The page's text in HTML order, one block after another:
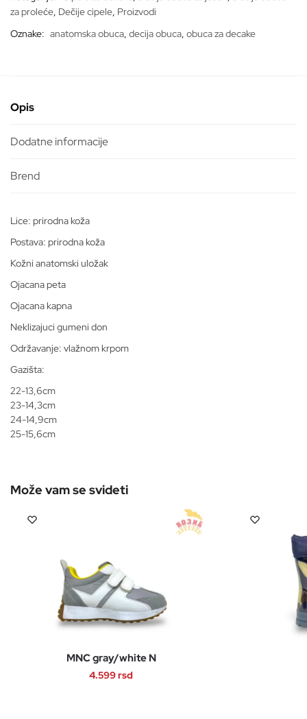
za proleće, Dečije cipele, Proizvodi
Oznake: anatomska obuca, decija obuca, obuca za decake
Opis
Dodatne informacije
Lice: prirodna koža
Postava: prirodna koža
Kožni anatomski uložak
Ojacana peta
Ojacana kapna
Neklizajuci gumeni don
Održavanje: vlažnom krpom
Gazišta:
22-13,6cm
23-14,3cm
24-14,9cm
25-15,6cm
MNC gray/white N
4.599rsd